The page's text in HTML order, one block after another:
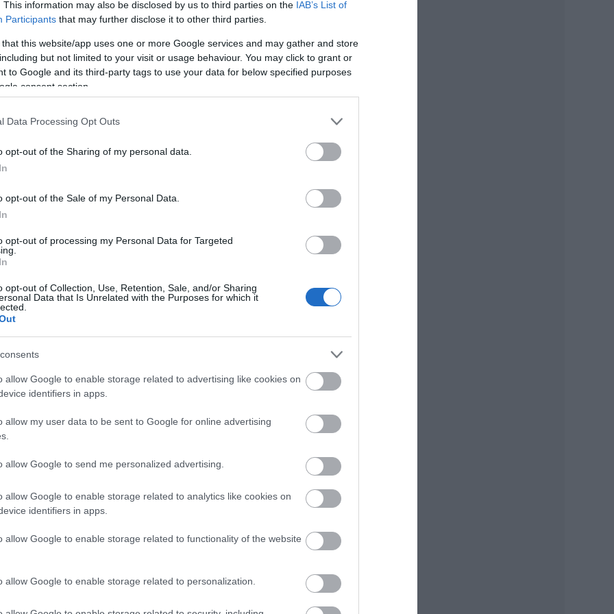
This information may also be disclosed by us to third parties on the IAB’s List of
Participants that may further disclose it to other third parties.
that this website/app uses one or more Google services and may gather and store
but not limited to your visit or usage behaviour. You may click to grant or
to Google and its third-party tags to use your data for below specified purposes
consent section.
Data Processing Opt Outs
opt-out of the Sharing of my personal data.
opt-out of the Sale of my Personal Data.
opt-out of processing my Personal Data for Targeted
opt-out of Collection, Use, Retention, Sale, and/or Sharing
Data that Is Unrelated with the Purposes for which it
allow Google to enable storage related to advertising like cookies on
identifiers in apps.
allow my user data to be sent to Google for online advertising
allow Google to send me personalized advertising.
allow Google to enable storage related to analytics like cookies on
identifiers in apps.
allow Google to enable storage related to functionality of the website
allow Google to enable storage related to personalization.
mellett, mert azt gondolom, mivel igen elfogultan
fesztivál nélküle.
Játék a kastélyban-rendezését nem láthattam. Sajnos
a színházak nagy része az általuk jelölt előadásokat az
sem jutottam.
az általad legjobbnak tartott produkciókat választod ki,
amit tükröz is a válogatásom, és amiből ilyen
mert azért ez elég jó kis vitaalap lesz a fesztiválon.
hogy színházművészet, de ha igen, akkor a
Medea
még egyszer.
átmegy az általános közízlésen.
az egész. Kimaradt például az a kevés nagy durranás, ami
fuckingja vagy Mácsai A sárkánya.
ez egy langyos évad volt. Ebből pedig ezeket éreztem a
azonban a Jelenetek egy kivégzésből mellett maradtam.
miatt nem lehetett a programban Csiszár-, Árkosi-,
mozdíthatatlan, Sopronban, Miskolcon és Szegeden
jelöléseket rontották el.